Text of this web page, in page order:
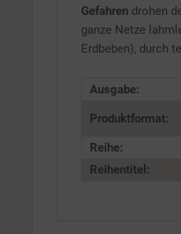
Gefahren drohen
ganze Netze
Erdbeben), durch
Ausgabe:
Produktformat:
Reihe:
Reihentitel: